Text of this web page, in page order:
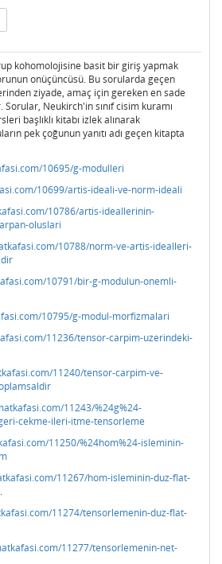
kohomolojisine basit bir giriş yapmak
onüçüncüsü. Bu sorularda geçen
ziyade, amaç için gereken en sade
Neukirch'in sınıf cisim kuramı
başlıklı kitabı izlek alınarak
pek çoğunun yanıtı adı geçen kitapta
10695/g-modulleri
10699/artis-ideali-ve-norm-ideali
10786/artis-ideallerinin-
oluslari
10788/norm-ve-artis-idealleri-
10791/bir-g-modulun-onemli-
10795/g-modul-morfizmalari
11236/tensor-carpim-uzerindeki-
11240/tensor-carpim-ve-
11243/%24g%24-
cekme-ileri-itme-tensorleme
11250/%24hom%24-isleminin-
11267/hom-isleminin-duz-flat-
.
11274/tensorlemenin-duz-flat-
11277/tensorlemenin-net-